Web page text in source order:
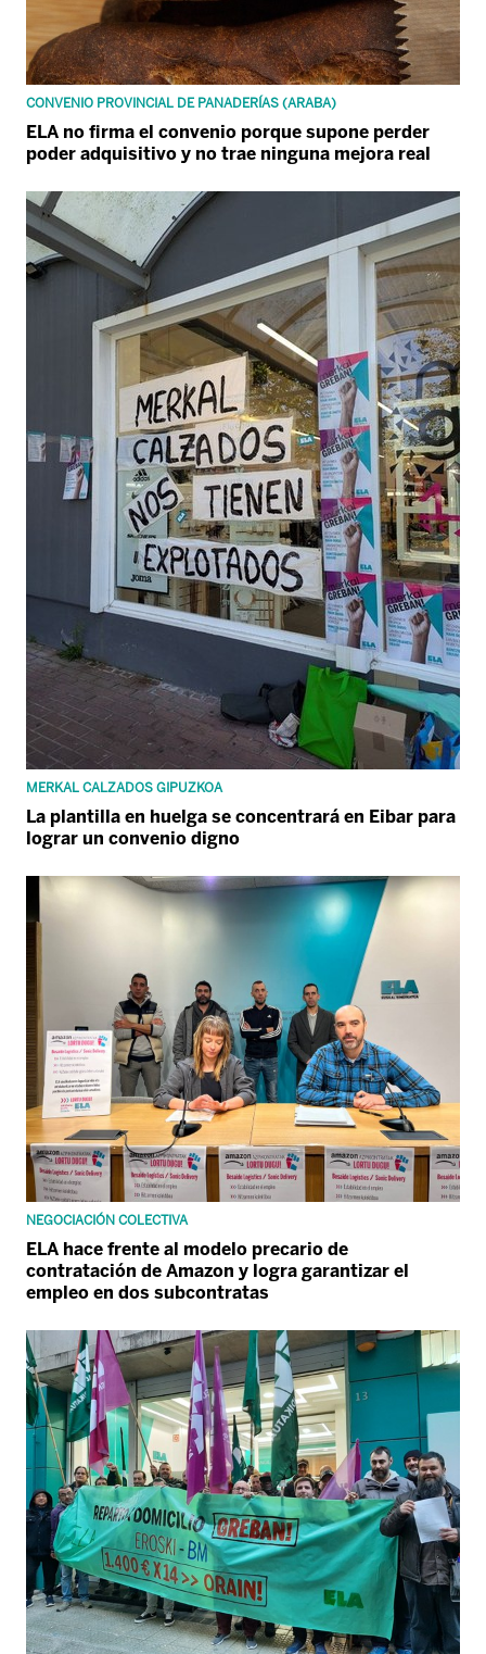
CONVENIO PROVINCIAL DE PANADERÍAS (ARABA)
ELA no firma el convenio porque supone perder
poder adquisitivo y no trae ninguna mejora real
MERKAL CALZADOS GIPUZKOA
La plantilla en huelga se concentrará en Eibar para
lograr un convenio digno
NEGOCIACIÓN COLECTIVA
ELA hace frente al modelo precario de
contratación de Amazon y logra garantizar el
empleo en dos subcontratas